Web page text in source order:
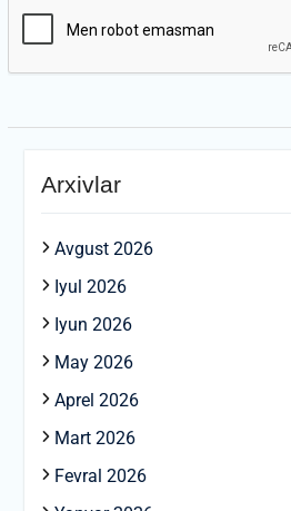
Arxivlar
Avgust 2026
Iyul 2026
Iyun 2026
May 2026
Aprel 2026
Mart 2026
Fevral 2026